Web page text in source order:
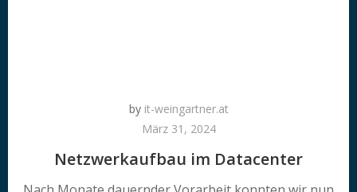
by it-weingartner.at
März 31, 2024
Netzwerkaufbau im Datacenter